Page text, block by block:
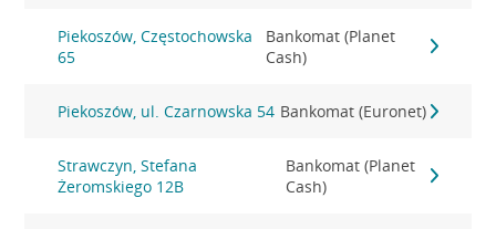
Piekoszów, Częstochowska
65
Bankomat (Planet
Cash)
Piekoszów, ul. Czarnowska 54 Bankomat (Euronet)
Strawczyn, Stefana
Żeromskiego 12B
Bankomat (Planet
Cash)